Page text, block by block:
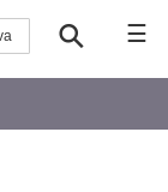
☰